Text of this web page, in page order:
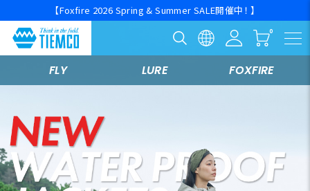
【Foxfire 2026 Spring & Summer SALE開催中！ 】
FLY LURE FOXFIRE